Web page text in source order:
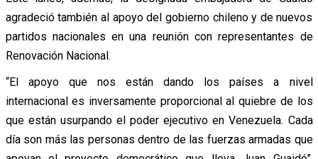
agradeció también al apoyo del gobierno chileno y de nuevos
partidos nacionales en una reunión con representantes de
Renovación Nacional.
“El apoyo que nos están dando los países a nivel
internacional es inversamente proporcional al quiebre de los
que están usurpando el poder ejecutivo en Venezuela. Cada
día son más las personas dentro de las fuerzas armadas que